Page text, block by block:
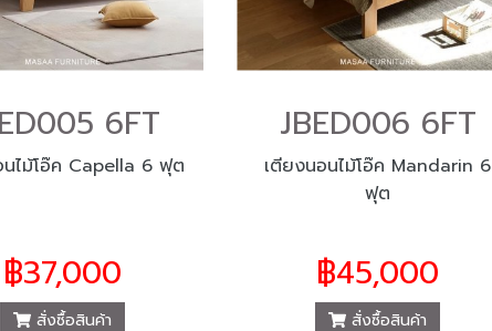
6FT
นไม้โอ๊ค Capella 6 ฟุต
฿37,000
สั่งซื้อสินค้า
JBED006 6FT
เตียงนอนไม้โอ๊ค Mandarin 6
ฟุต
฿45,000
สั่งซื้อสินค้า